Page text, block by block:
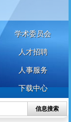
才 特殊群众
学术委员会
人才招聘
人事服务
下载中心
信息搜索